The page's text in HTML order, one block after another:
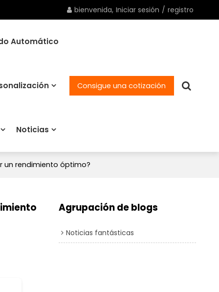
bienvenida, Iniciar sesión / registro
Automático
Noticias
Consigue una cotización
un rendimiento óptimo?
Agrupación de blogs
Noticias fantásticas